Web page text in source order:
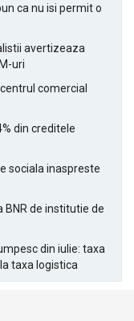
ca nu isi permit o
avertizeaza
uri
comercial
din creditele
sociala inaspreste
BNR de institutie de
din iulie: taxa
taxa logistica